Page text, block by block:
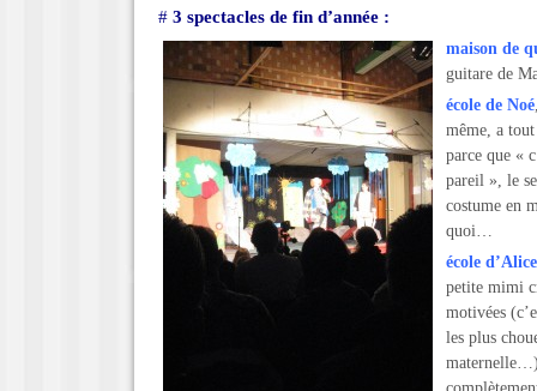
# 3 spectacles de fin d’année :
maison de
guitare de
école de Noé
même, a
parce que «
pareil », le
costume en
quoi…
école d’Alice
petite mimi
motivées
les plus